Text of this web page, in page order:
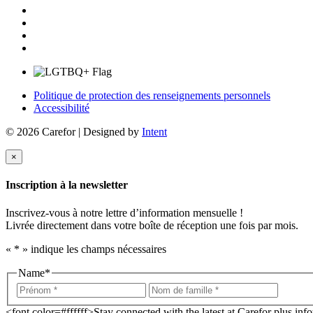
Politique de protection des renseignements personnels
Accessibilité
© 2026 Carefor | Designed by Intent
×
Inscription à la newsletter
Inscrivez-vous à notre lettre d’information mensuelle !
Livrée directement dans votre boîte de réception une fois par mois.
« * » indique les champs nécessaires
Name*